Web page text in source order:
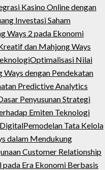
Kasino Online dengan
Investasi Saham
Ways 2 pada Ekonomi
dan Mahjong Ways
Optimalisasi Nilai
dengan Pendekatan
Predictive Analytics
Penyusunan Strategi
Emiten Teknologi
Pemodelan Tata Kelola
dalam Mendukung
Customer Relationship
Era Ekonomi Berbasis